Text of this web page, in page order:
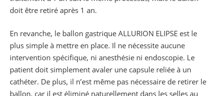
doit être retiré après 1 an.
En revanche, le ballon gastrique ALLURION ELIPSE est le
plus simple à mettre en place. Il ne nécessite aucune
intervention spécifique, ni anesthésie ni endoscopie. Le
patient doit simplement avaler une capsule reliée à un
cathéter. De plus, il n’est même pas nécessaire de retirer le
ballon, car il est éliminé naturellement dans les selles au